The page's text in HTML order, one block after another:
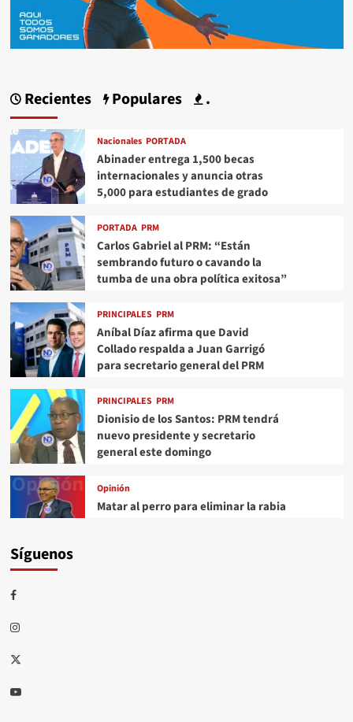
Recientes Populares .
Nacionales PORTADA
Abinader entrega 1,500 becas
internacionales y anuncia otras
5,000 para estudiantes de grado
PORTADA PRM
Carlos Gabriel al PRM: “Están
sembrando futuro o cavando la
tumba de una obra política exitosa”
PRINCIPALES PRM
Aníbal Díaz afirma que David
Collado respalda a Juan Garrigó
para secretario general del PRM
PRINCIPALES PRM
Dionisio de los Santos: PRM tendrá
nuevo presidente y secretario
general este domingo
Opinión
Matar al perro para eliminar la rabia
Síguenos